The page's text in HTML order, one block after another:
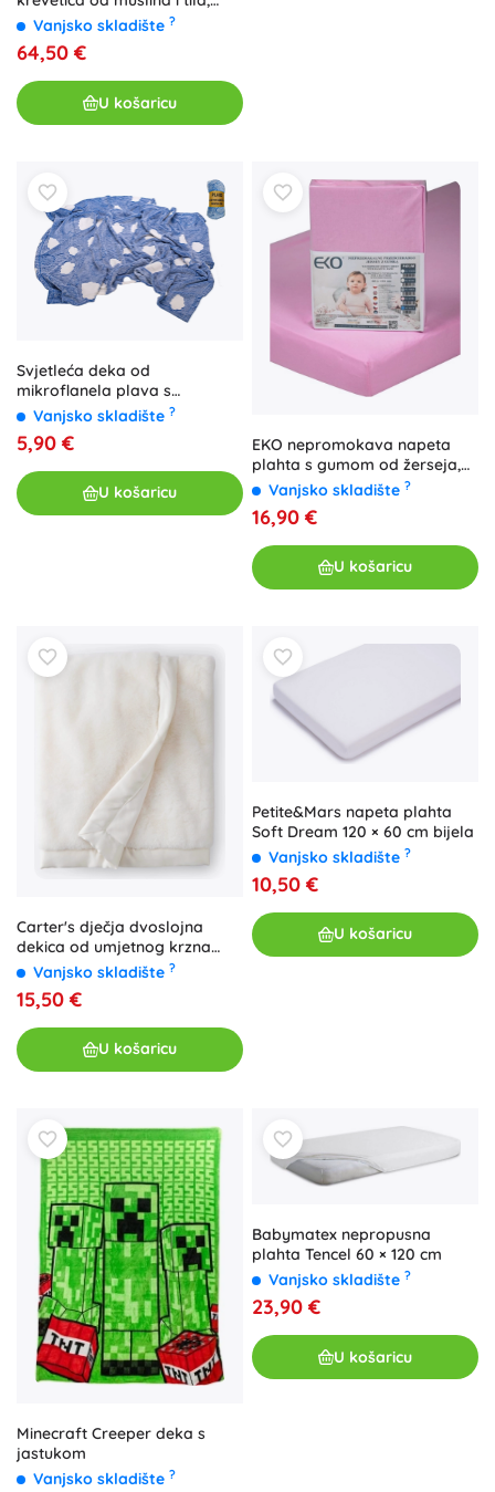
powder rose, 250 × 300 cm
Vanjsko skladište ?
64,50 €
U košaricu
Svjetleća deka od
mikroflanela plava s
oblacima 100 × 150 cm
Vanjsko skladište ?
5,90 €
U košaricu
EKO nepromokava napeta
plahta s gumom od žerseja,
ružičasta 120 × 60 cm
Vanjsko skladište ?
16,90 €
U košaricu
Carter's dječja dvoslojna
dekica od umjetnog krzna
White 80 × 110 cm
Vanjsko skladište ?
15,50 €
U košaricu
Petite&Mars napeta plahta
Soft Dream 120 × 60 cm bijela
Vanjsko skladište ?
10,50 €
U košaricu
Minecraft Creeper deka s
jastukom
Vanjsko skladište ?
Babymatex nepropusna
plahta Tencel 60 × 120 cm
Vanjsko skladište ?
23,90 €
U košaricu